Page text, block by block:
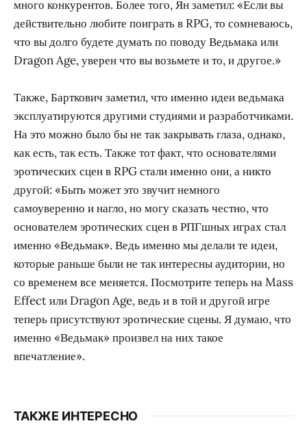
много конкурентов. Более того, Ян заметил: «Если вы
действительно любите поиграть в RPG, то сомневаюсь,
что вы долго будете думать по поводу Ведьмака или
Dragon Age, уверен что вы возьмете и то, и другое.»
Также, Барткович заметил, что именно идеи ведьмака
эксплуатируются другими студиями и разработчиками.
На это можно было бы не так закрывать глаза, однако,
как есть, так есть. Также тот факт, что основателями
эротических сцен в RPG стали именно они, а никто
другой: «Быть может это звучит немного
самоуверенно и нагло, но могу сказать честно, что
основателем эротических сцен в РПГшных играх стал
именно «Ведьмак». Ведь именно мы делали те идеи,
которые раньше были не так интересны аудитории, но
со временем все меняется. Посмотрите теперь на Mass
Effect или Dragon Age, ведь и в той и другой игре
теперь присутствуют эротические сцены. Я думаю, что
именно «Ведьмак» произвел на них такое
впечатление».
ТАКЖЕ ИНТЕРЕСНО